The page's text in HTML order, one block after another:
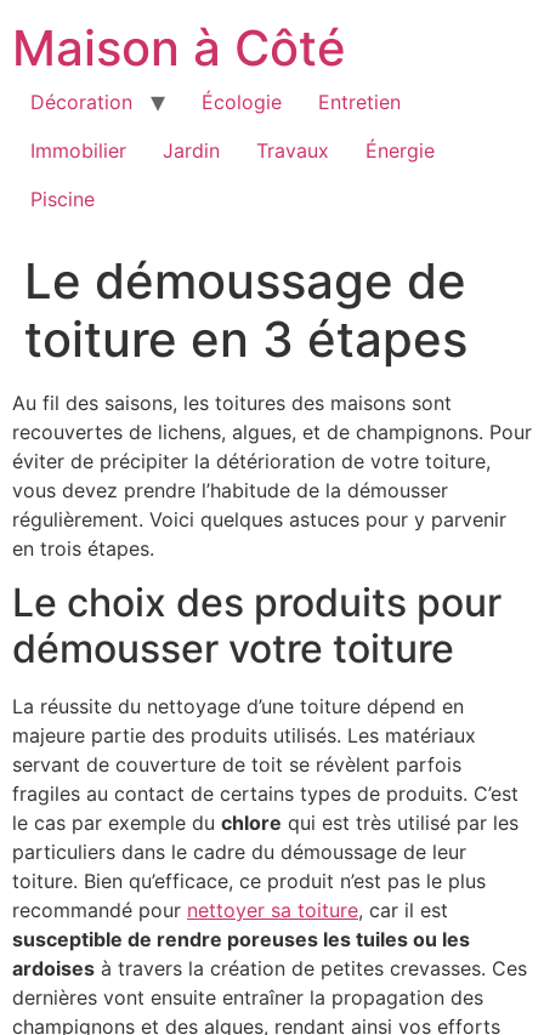
contenu
Maison à Côté
Décoration Écologie
Entretien
Immobilier
Jardin Travaux
Énergie
Piscine
Le démoussage de
toiture en 3 étapes
Au fil des saisons, les toitures des maisons sont
recouvertes de lichens, algues, et de champignons. Pour
éviter de précipiter la détérioration de votre toiture,
vous devez prendre l’habitude de la démousser
régulièrement. Voici quelques astuces pour y parvenir
en trois étapes.
Le choix des produits pour
démousser votre toiture
La réussite du nettoyage d’une toiture dépend en
majeure partie des produits utilisés. Les matériaux
servant de couverture de toit se révèlent parfois
fragiles au contact de certains types de produits. C’est
le cas par exemple du chlore qui est très utilisé par les
particuliers dans le cadre du démoussage de leur
toiture. Bien qu’efficace, ce produit n’est pas le plus
recommandé pour nettoyer sa toiture, car il est
susceptible de rendre poreuses les tuiles ou les
ardoises à travers la création de petites crevasses. Ces
dernières vont ensuite entraîner la propagation des
champignons et des algues, rendant ainsi vos efforts